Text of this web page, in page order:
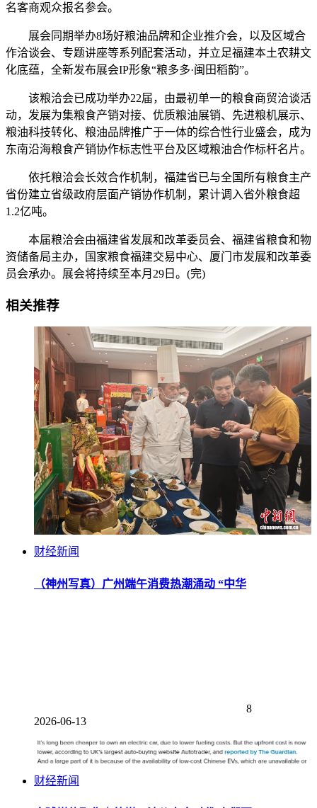
名客商观众报名参会。
展会同期举办8场好粮油品牌和企业推介会，以及区域合
作洽谈会、专题讲座等系列配套活动，并立足福建本土农耕文
化底蕴，全新发布展会IP形象“粮多多·闽田稻韵”。
该粮洽会已成功举办22届，由最初单一的粮食商贸洽谈活
动，发展为集粮食产销对接、优质粮油展销、先进粮机展示、
粮油科技转化、粮油品牌推广于一体的综合性行业盛会，成为
东南沿海粮食产销协作标志性平台及区域粮油合作标杆名片。
依托粮洽会长效合作机制，福建省已与全国所有粮食主产
省份建立省级政府层面产销协作机制，累计调入省外粮食超
1.2亿吨。
本届粮洽会由福建省发展和改革委员会、福建省粮食和物
资储备局主办，国家粮食福建交易中心、厦门市发展和改革委
员会承办。展会将持续至本月29日。(完)
相关推荐
财经新闻
（神州写真）广州端午消费热潮涌动 “中华
8
2026-06-13
财经新闻